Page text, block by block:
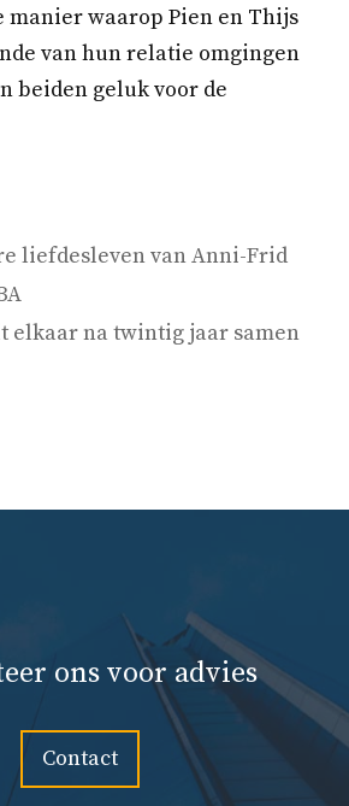
manier waarop Pien en Thijs
van hun relatie omgingen
beiden geluk voor de
liefdesleven van Anni-Frid
elkaar na twintig jaar samen
ons voor advies
Contact